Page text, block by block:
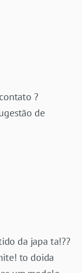
?
de
da japa ta!??
to doida